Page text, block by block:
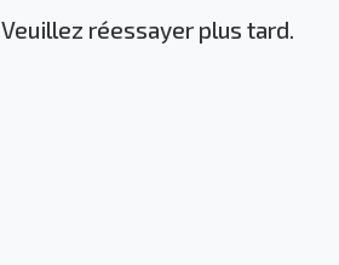
Veuillez réessayer plus tard.